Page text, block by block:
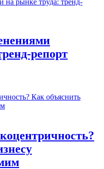
репорт